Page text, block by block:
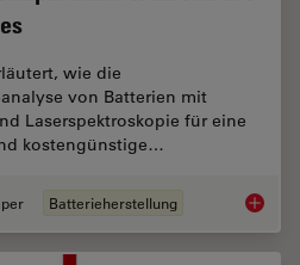
wie die
von Batterien mit
Laserspektroskopie für eine
kostengünstige…
Batterieherstellung